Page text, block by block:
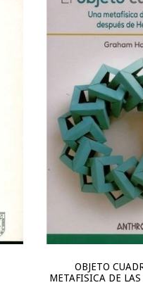
OBJETO
METAFISICA DE LAS